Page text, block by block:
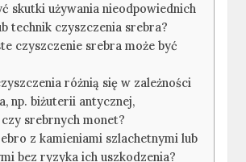
skutki używania nieodpowiednich
technik czyszczenia srebra?
czyszczenie srebra może być
różnią się w zależności
np. biżuterii antycznej,
srebrnych monet?
z kamieniami szlachetnymi lub
bez ryzyka ich uszkodzenia?